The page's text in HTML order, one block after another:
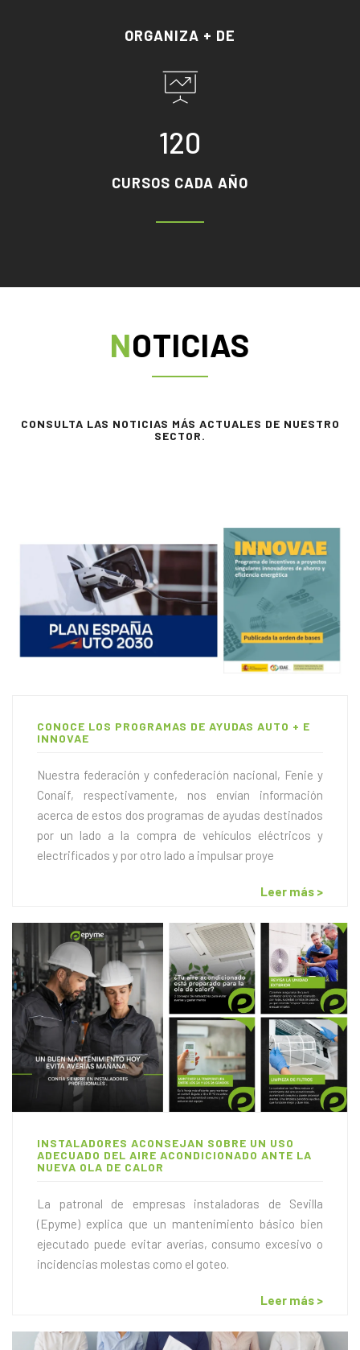
ORGANIZA + DE
120
CURSOS CADA AÑO
NOTICIAS
CONSULTA LAS NOTICIAS MÁS ACTUALES DE NUESTRO
SECTOR.
CONOCE LOS PROGRAMAS DE AYUDAS AUTO + E
INNOVAE
Nuestra federación y confederación nacional, Fenie y
Conaif, respectivamente, nos envían información
acerca de estos dos programas de ayudas destinados
por un lado a la compra de vehículos eléctricos y
electrificados y por otro lado a impulsar proye
Leer más >
INSTALADORES ACONSEJAN SOBRE UN USO
ADECUADO DEL AIRE ACONDICIONADO ANTE LA
NUEVA OLA DE CALOR
La patronal de empresas instaladoras de Sevilla
(Epyme) explica que un mantenimiento básico bien
ejecutado puede evitar averías, consumo excesivo o
incidencias molestas como el goteo.
Leer más >